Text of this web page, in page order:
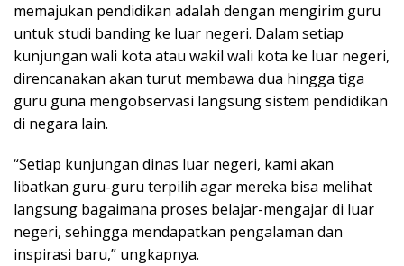
memajukan pendidikan adalah dengan mengirim guru
untuk studi banding ke luar negeri. Dalam setiap
kunjungan wali kota atau wakil wali kota ke luar negeri,
direncanakan akan turut membawa dua hingga tiga
guru guna mengobservasi langsung sistem pendidikan
di negara lain.
“Setiap kunjungan dinas luar negeri, kami akan
libatkan guru-guru terpilih agar mereka bisa melihat
langsung bagaimana proses belajar-mengajar di luar
negeri, sehingga mendapatkan pengalaman dan
inspirasi baru,” ungkapnya.